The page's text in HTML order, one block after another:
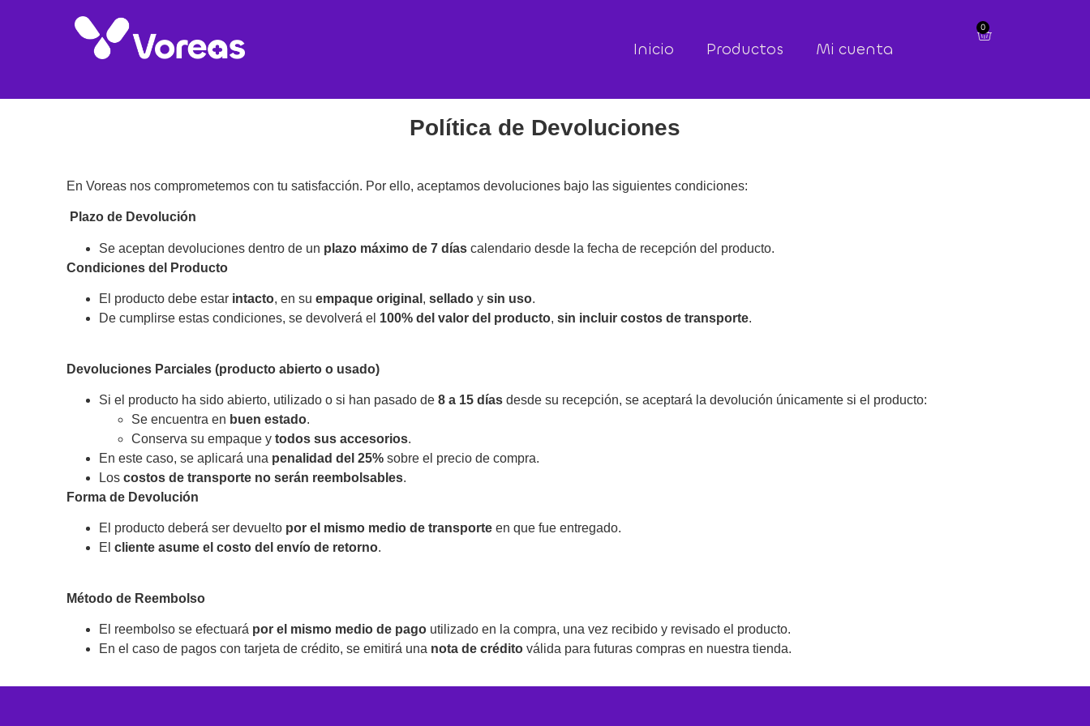
Inicio Productos Mi cuenta
0
Política de Devoluciones
En Voreas nos comprometemos con tu satisfacción. Por ello, aceptamos devoluciones bajo las siguientes condiciones:
Plazo de Devolución
Se aceptan devoluciones dentro de un plazo máximo de 7 días calendario desde la fecha de recepción del producto.
Condiciones del Producto
El producto debe estar intacto, en su empaque original , sellado y sin uso.
De cumplirse estas condiciones, se devolverá el 100% del valor del producto, sin incluir costos de transporte.
Devoluciones Parciales (producto abierto o usado)
Si el producto ha sido abierto, utilizado o si han pasado de 8 a 15 días desde su recepción, se aceptará la devolución únicamente si el producto:
Se encuentra en buen estado.
Conserva su empaque y todos sus accesorios.
En este caso, se aplicará una penalidad del 25% sobre el precio de compra.
Los costos de transporte no serán reembolsables.
Forma de Devolución
El producto deberá ser devuelto por el mismo medio de transporte en que fue entregado.
El cliente asume el costo del envío de retorno.
Método de Reembolso
El reembolso se efectuará por el mismo medio de pago utilizado en la compra, una vez recibido y revisado el producto.
En el caso de pagos con tarjeta de crédito, se emitirá una nota de crédito válida para futuras compras en nuestra tienda.